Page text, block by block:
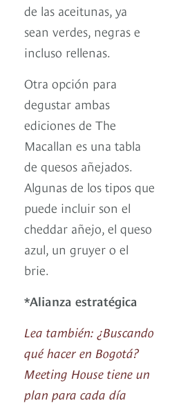
de las aceitunas, ya
sean verdes, negras e
incluso rellenas.
Otra opción para
degustar ambas
ediciones de The
Macallan es una tabla
de quesos añejados.
Algunas de los tipos que
puede incluir son el
cheddar añejo, el queso
azul, un gruyer o el
brie.
*Alianza estratégica
Lea también: ¿Buscando
qué hacer en Bogotá?
Meeting House tiene un
plan para cada día